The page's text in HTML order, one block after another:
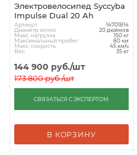
Электровелосипед Syccyba
Impulse Dual 20 Ah
Артикул 14701814
Диаметр колес 20 дюймов
Макс. нагрузка 150 кг
Максимальный пробег 80 км
Макс. скорость 45 км/ч
Вес 35 кг
144 900 руб./шт
173 800руб./шт
СВЯЗАТЬСЯ С ЭКСПЕРТОМ
В КОРЗИНУ